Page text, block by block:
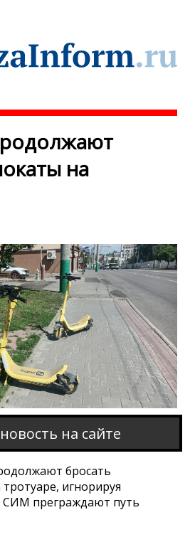
на
на сайте
бросать
игнорируя
СИМ преграждают путь